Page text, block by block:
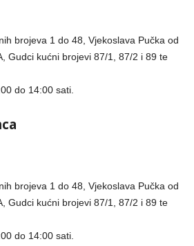
brojeva 1 do 48, Vjekoslava Pučka od
Gudci kućni brojevi 87/1, 87/2 i 89 te
do 14:00 sati.
brojeva 1 do 48, Vjekoslava Pučka od
Gudci kućni brojevi 87/1, 87/2 i 89 te
do 14:00 sati.